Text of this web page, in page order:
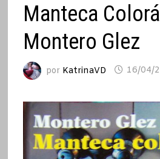
Manteca
Montero Glez
por KatrinaVD 16/04/